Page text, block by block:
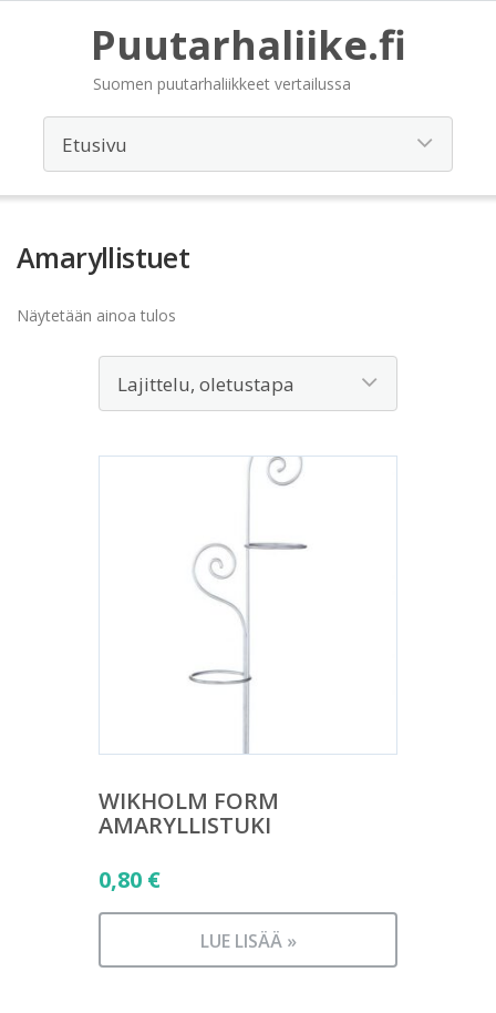
Puutarhaliike.fi
Suomen puutarhaliikkeet vertailussa
Amaryllistuet
Näytetään ainoa tulos
WIKHOLM FORM
AMARYLLISTUKI
0,80 €
LUE LISÄÄ »